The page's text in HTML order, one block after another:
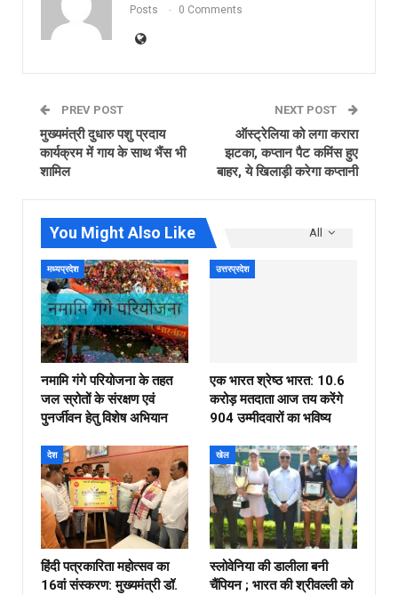
Posts 0 Comments
PREV POST
मुख्यमंत्री दुधारु पशु प्रदाय
कार्यक्रम में गाय के साथ भैंस भी
शामिल
NEXT POST
ऑस्‍ट्रेलिया को लगा करारा
झटका, कप्‍तान पैट कमिंस हुए
बाहर, ये खिलाड़ी करेगा कप्‍तानी
All
You Might Also Like
मध्यप्रदेश
नमामि गंगे परियोजना के तहत
जल स्रोतों के संरक्षण एवं
पुनर्जीवन हेतु विशेष अभियान
उत्तरप्रदेश
एक भारत श्रेष्ठ भारत: 10.6
करोड़ मतदाता आज तय करेंगे
904 उम्मीदवारों का भविष्य
देश
हिंदी पत्रकारिता महोत्सव का
16वां संस्करण: मुख्यमंत्री डॉ.
खेल
स्लोवेनिया की डालीला बनी
चैंपियन ; भारत की श्रीवल्ली को